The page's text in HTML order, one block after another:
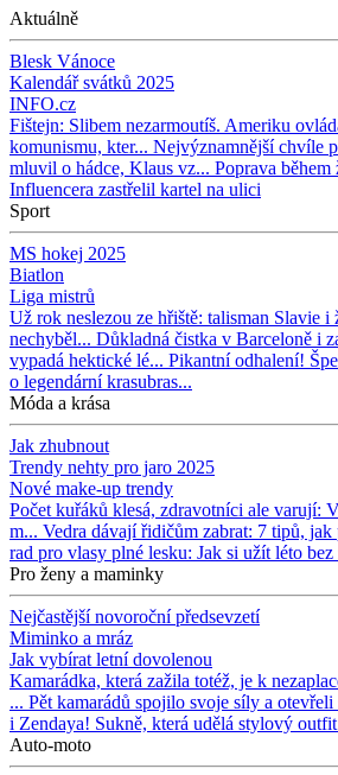
Aktuálně
Blesk Vánoce
Kalendář svátků 2025
INFO.cz
Fištejn: Slibem nezarmoutíš. Ameriku
komunismu, kter... Nejvýznamnější chvíle
mluvil o hádce, Klaus vz... Poprava
Influencera zastřelil kartel na ulici
Sport
MS hokej 2025
Biatlon
Liga mistrů
Už rok neslezou ze hřiště: talisman Slavie
nechyběl... Důkladná čistka v Barceloně i
vypadá hektické lé... Pikantní odhalení!
o legendární krasubras...
Móda a krása
Jak zhubnout
Trendy nehty pro jaro 2025
Nové make-up trendy
Počet kuřáků klesá, zdravotníci ale varují:
m... Vedra dávají řidičům zabrat: 7 tipů,
rad pro vlasy plné lesku: Jak si užít léto
Pro ženy a maminky
Nejčastější novoroční předsevzetí
Miminko a mráz
Jak vybírat letní dovolenou
Kamarádka, která zažila totéž, je k
... Pět kamarádů spojilo svoje síly a
i Zendaya! Sukně, která udělá stylový
Auto-moto